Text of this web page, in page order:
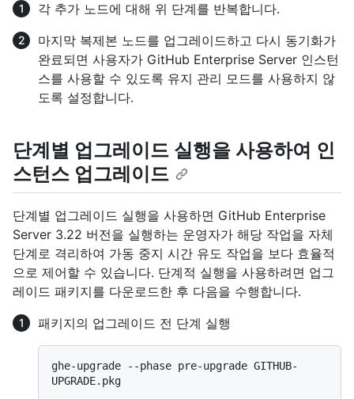
각 추가 노드에 대해 위 단계를 반복합니다.
마지막 복제본 노드를 업그레이드하고 다시 동기화가
완료되면 사용자가 GitHub Enterprise Server 인스턴
스를 사용할 수 있도록 유지 관리 모드를 사용하지 않
도록 설정합니다.
단계별 업그레이드 실행을 사용하여 인
스턴스 업그레이드
단계별 업그레이드 실행을 사용하면 GitHub Enterprise
Server 3.22 버전을 실행하는 운영자가 해당 작업을 자체
단계로 격리하여 가동 중지 시간 유도 작업을 보다 효율적
으로 제어할 수 있습니다. 단계적 실행을 사용하려면 업그
레이드 패키지를 다운로드한 후 다음을 수행합니다.
패키지의 업그레이드 전 단계 실행
ghe-upgrade --phase pre-upgrade GITHUB-